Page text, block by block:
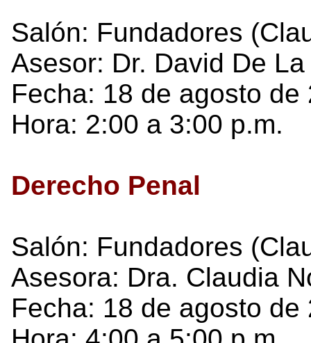
Salón: Fundadores
Asesor: Dr. David De La
Fecha: 18 de agosto de
Hora: 2:00 a 3:00 p.m.
Derecho Penal
Salón: Fundadores
Asesora: Dra. Claudia
Fecha: 18 de agosto de